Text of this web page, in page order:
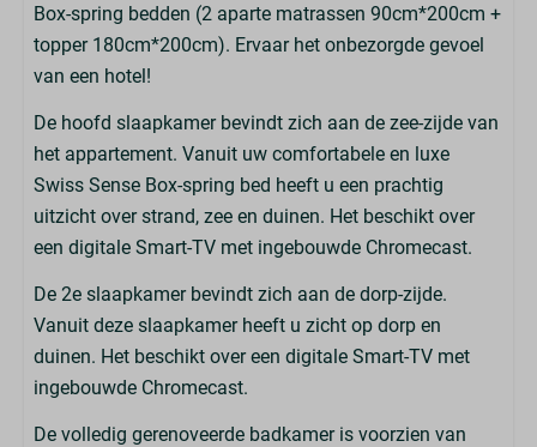
Box-spring bedden (2 aparte matrassen 90cm*200cm +
topper 180cm*200cm). Ervaar het onbezorgde gevoel
van een hotel!
De hoofd slaapkamer bevindt zich aan de zee-zijde van
het appartement. Vanuit uw comfortabele en luxe
Swiss Sense Box-spring bed heeft u een prachtig
uitzicht over strand, zee en duinen. Het beschikt over
een digitale Smart-TV met ingebouwde Chromecast.
De 2e slaapkamer bevindt zich aan de dorp-zijde.
Vanuit deze slaapkamer heeft u zicht op dorp en
duinen. Het beschikt over een digitale Smart-TV met
ingebouwde Chromecast.
De volledig gerenoveerde badkamer is voorzien van